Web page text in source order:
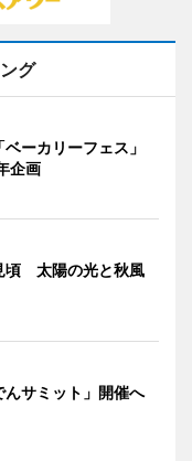
グ
ーカリーフェス」
企画
頃 太陽の光と秋風
サミット」開催へ